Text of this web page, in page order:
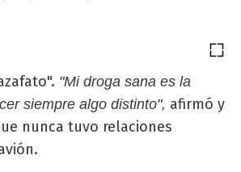
"Mi droga sana es la
siempre algo distinto", afirmó y
nunca tuvo relaciones